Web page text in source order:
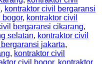
, kontraktor civil bergaransi
bogor, kontraktor civil
bergaransi cikarang,
selatan, kontraktor civil
jakarta,
, kontraktor civil
civil bogor, kontraktor